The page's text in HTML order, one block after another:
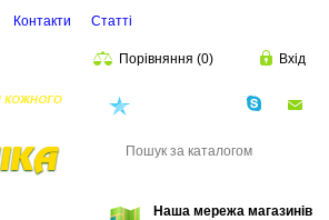
Контакти Статті
Порівняння (0) Вхід
Наша мережа магазинів